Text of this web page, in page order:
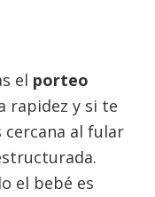
el porteo
rapidez y si te
cercana al fular
el bebé es